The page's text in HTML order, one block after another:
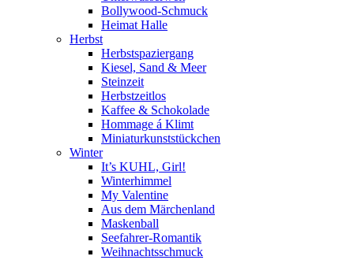
Bollywood-Schmuck
Heimat Halle
Herbst
Herbstspaziergang
Kiesel, Sand & Meer
Steinzeit
Herbstzeitlos
Kaffee & Schokolade
Hommage á Klimt
Miniaturkunststückchen
Winter
It’s KUHL, Girl!
Winterhimmel
My Valentine
Aus dem Märchenland
Maskenball
Seefahrer-Romantik
Weihnachtsschmuck